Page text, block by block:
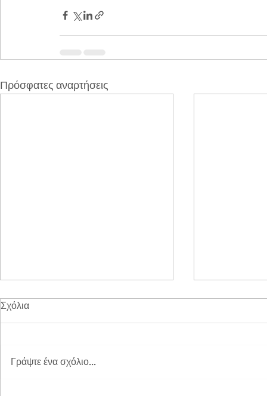
Πρόσφατες αναρτήσεις
Σχόλια
Γράψτε ένα σχόλιο...